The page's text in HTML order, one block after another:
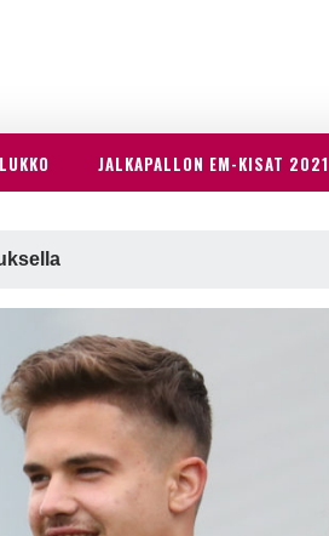
JALKAPALLON EM-KISAT 2021